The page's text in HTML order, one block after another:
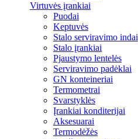
Virtuvės įrankiai
Puodai
Keptuvės
Stalo serviravimo indai
Stalo įrankiai
Pjaustymo lentelės
Serviravimo padėklai
GN konteineriai
Termometrai
Svarstyklės
Įrankiai konditerijai
Aksesuarai
Termodėžės